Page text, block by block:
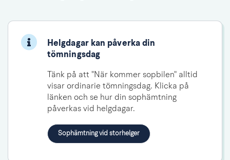
Helgdagar kan påverka din
tömningsdag
Tänk på att "När kommer sopbilen" alltid
visar ordinarie tömningsdag. Klicka på
länken och se hur din sophämtning
påverkas vid helgdagar.
Sophämtning vid storhelger